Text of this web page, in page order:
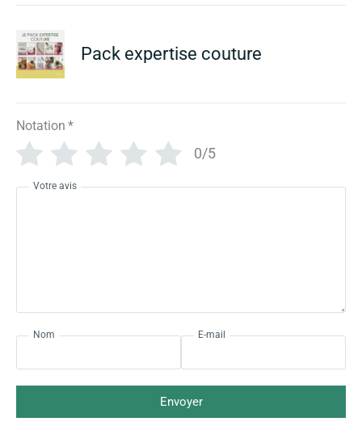
Pack expertise couture
Notation *
0/5
Votre avis
Nom E-mail
Envoyer